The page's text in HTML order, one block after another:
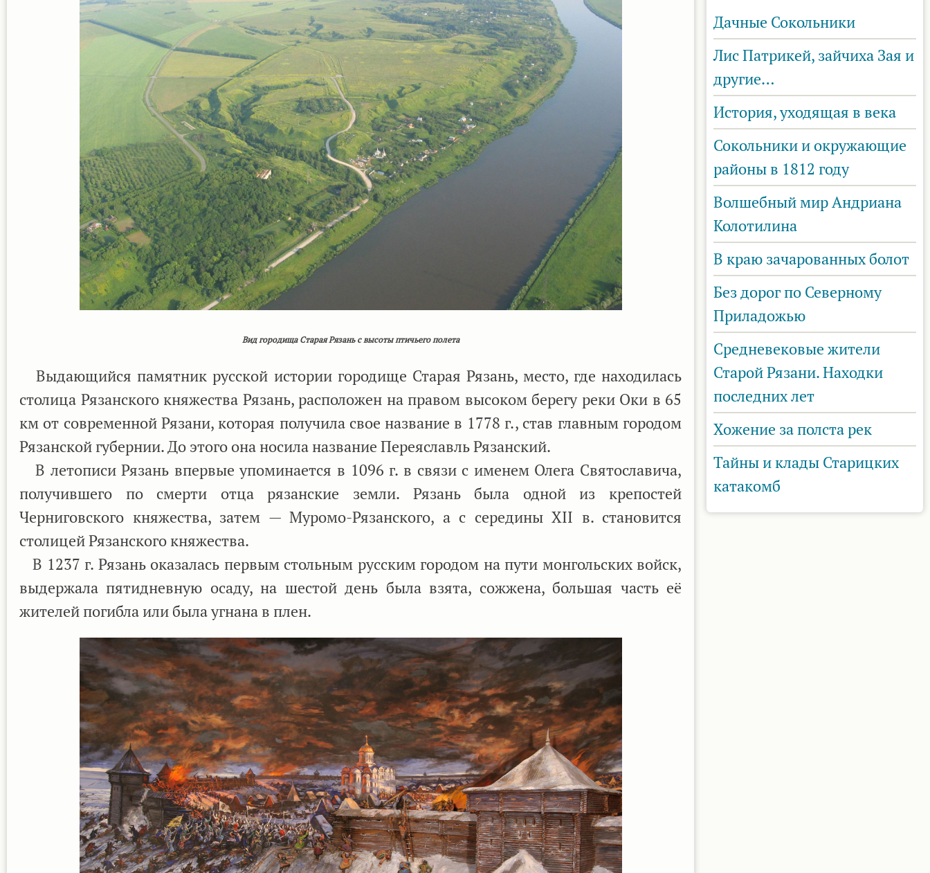
Вид городища Старая Рязань с высоты птичьего полета
Выдающийся памятник русской истории городище Старая Рязань, место, где находилась
столица Рязанского княжества Рязань, расположен на правом высоком берегу реки Оки в 65
км от современной Рязани, которая получила свое название в 1778 г., став главным городом
Рязанской губернии. До этого она носила название Переяславль Рязанский.
В летописи Рязань впервые упоминается в 1096 г. в связи с именем Олега Святославича,
получившего по смерти отца рязанские земли. Рязань была одной из крепостей
Черниговского княжества, затем — Муромо-Рязанского, а с середины XII в. становится
столицей Рязанского княжества.
В 1237 г. Рязань оказалась первым стольным русским городом на пути монгольских войск,
выдержала пятидневную осаду, на шестой день была взята, сожжена, большая часть её
жителей погибла или была угнана в плен.
Дачные Сокольники
Лис Патрикей, зайчиха Зая и
другие…
История, уходящая в века
Сокольники и окружающие
районы в 1812 году
Волшебный мир Андриана
Колотилина
В краю зачарованных болот
Без дорог по Северному
Приладожью
Средневековые жители
Старой Рязани. Находки
последних лет
Хожение за полста рек
Тайны и клады Старицких
катакомб